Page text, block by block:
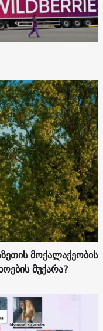
მოქალაქეობის
მუქარა?